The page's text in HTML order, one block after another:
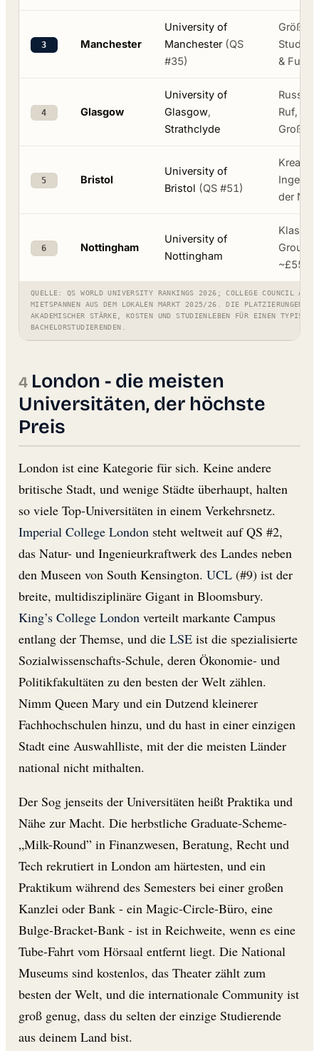
3 Manchester
University of
Manchester(QS
#35)
&
4 Glasgow
University of
Glasgow,
Strathclyde
Russell
Ruf,
5 Bristol
University of
Bristol (QS #51)
der
6 Nottingham
University of
Nottingham
Group,
~£550
QUELLE: QS WORLD UNIVERSITY RANKINGS 2026; COLLEGE COUNCIL
MIETSPANNEN AUS DEM LOKALEN MARKT 2025/26. DIE PLATZIERUNGEN
AKADEMISCHER STÄRKE, KOSTEN UND STUDIENLEBEN FÜR EINEN
BACHELORSTUDIERENDEN.
London - die meisten
Universitäten, der höchste
Preis
London ist eine Kategorie für sich. Keine andere
britische Stadt, und wenige Städte überhaupt, halten
so viele Top-Universitäten in einem Verkehrsnetz.
Imperial College London steht weltweit auf QS #2,
das Natur- und Ingenieurkraftwerk des Landes neben
den Museen von South Kensington. UCL (#9) ist der
breite, multidisziplinäre Gigant in Bloomsbury.
King’s College London verteilt markante Campus
entlang der Themse, und die LSE ist die spezialisierte
Sozialwissenschafts-Schule, deren Ökonomie- und
Politikfakultäten zu den besten der Welt zählen.
Nimm Queen Mary und ein Dutzend kleinerer
Fachhochschulen hinzu, und du hast in einer einzigen
Stadt eine Auswahlliste, mit der die meisten Länder
national nicht mithalten.
Der Sog jenseits der Universitäten heißt Praktika und
Nähe zur Macht. Die herbstliche Graduate-Scheme-
„Milk-Round” in Finanzwesen, Beratung, Recht und
Tech rekrutiert in London am härtesten, und ein
Praktikum während des Semesters bei einer großen
Kanzlei oder Bank - ein Magic-Circle-Büro, eine
Bulge-Bracket-Bank - ist in Reichweite, wenn es eine
Tube-Fahrt vom Hörsaal entfernt liegt. Die National
Museums sind kostenlos, das Theater zählt zum
besten der Welt, und die internationale Community ist
groß genug, dass du selten der einzige Studierende
aus deinem Land bist.